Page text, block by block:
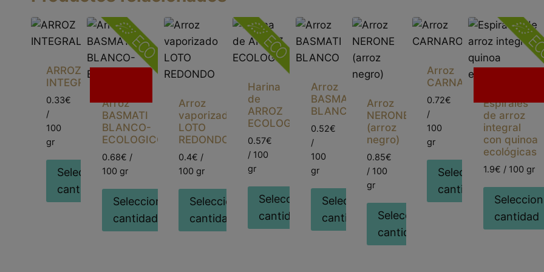
ARROZ
INTEGRAL
0.33€
/
100
gr
Seleccionar
cantidad
Arroz
BASMATI
BLANCO-
ECOLOGICO
0.68€ /
100 gr
Seleccionar
cantidad
Arroz
vaporizado
LOTO
REDONDO
0.4€ /
100 gr
Seleccionar
cantidad
Harina
de
ARROZ
ECOLOGICA
0.57€
/ 100
gr
Seleccionar
cantidad
Arroz
BASMATI
BLANCO
0.52€
/
100
gr
Seleccionar
cantidad
Arroz
NERONE
(arroz
negro)
0.85€
/ 100
gr
Seleccionar
cantidad
Arroz
CARNAROLI
0.72€
/
100
gr
Seleccionar
cantidad
Espirales
de arroz
integral
con quinoa
ecológicas
1.9€ / 100 gr
cantidad